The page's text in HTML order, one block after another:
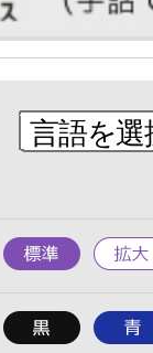
標
準
拡
大
背
背